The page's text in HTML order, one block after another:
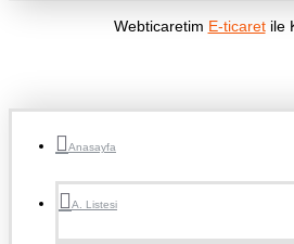
Webticaretim E-ticaretile
Anasayfa
A. Listesi